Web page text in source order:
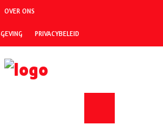
OVER ONS
PRIVACYBELEID